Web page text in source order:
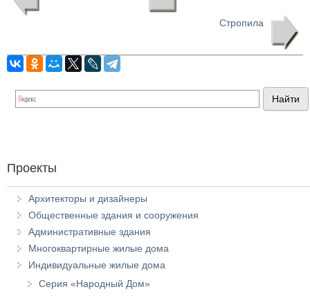
Стропила
Проекты
Архитекторы и дизайнеры
Общественные здания и сооружения
Административные здания
Многоквартирные жилые дома
Индивидуальные жилые дома
Серия «Народный Дом»